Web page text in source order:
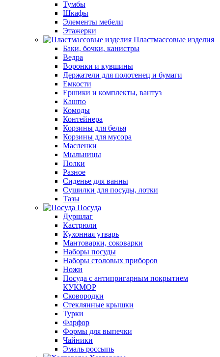
Тумбы
Шкафы
Элементы мебели
Этажерки
Пластмассовые изделия
Баки, бочки, канистры
Ведра
Воронки и кувшины
Держатели для полотенец и бумаги
Емкости
Ершики и комплекты, вантуз
Кашпо
Комоды
Контейнера
Корзины для белья
Корзины для мусора
Масленки
Мыльницы
Полки
Разное
Сиденье для ванны
Сушилки для посуды, лотки
Тазы
Посуда
Дуршлаг
Кастрюли
Кухонная утварь
Мантоварки, соковарки
Наборы посуды
Наборы столовых приборов
Ножи
Посуда с антипригарным покрытием
КУКМОР
Сковородки
Стеклянные крышки
Турки
Фарфор
Формы для выпечки
Чайники
Эмаль россыпь